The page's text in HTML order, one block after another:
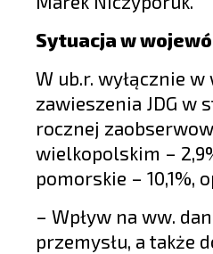
Sytuacja w
W ub.r. wyłącznie
zawieszenia JDG w
rocznej
wielkopolskim –
pomorskie – 10,1%,
– Wpływ na ww.
przemysłu, a także